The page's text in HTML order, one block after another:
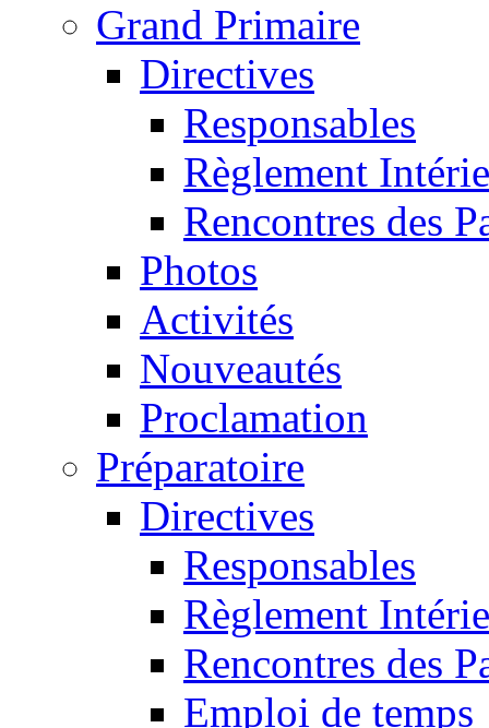
Grand Primaire
Directives
Responsables
Règlement
Rencontres des
Photos
Activités
Nouveautés
Proclamation
Préparatoire
Directives
Responsables
Règlement
Rencontres des
Emploi de temps